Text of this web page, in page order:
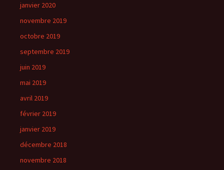
janvier 2020
novembre 2019
octobre 2019
septembre 2019
juin 2019
mai 2019
avril 2019
février 2019
janvier 2019
décembre 2018
novembre 2018